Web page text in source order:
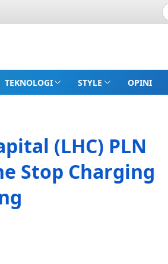
TEKNOLOGI STYLE OPINI
(LHC) PLN
Stop Charging